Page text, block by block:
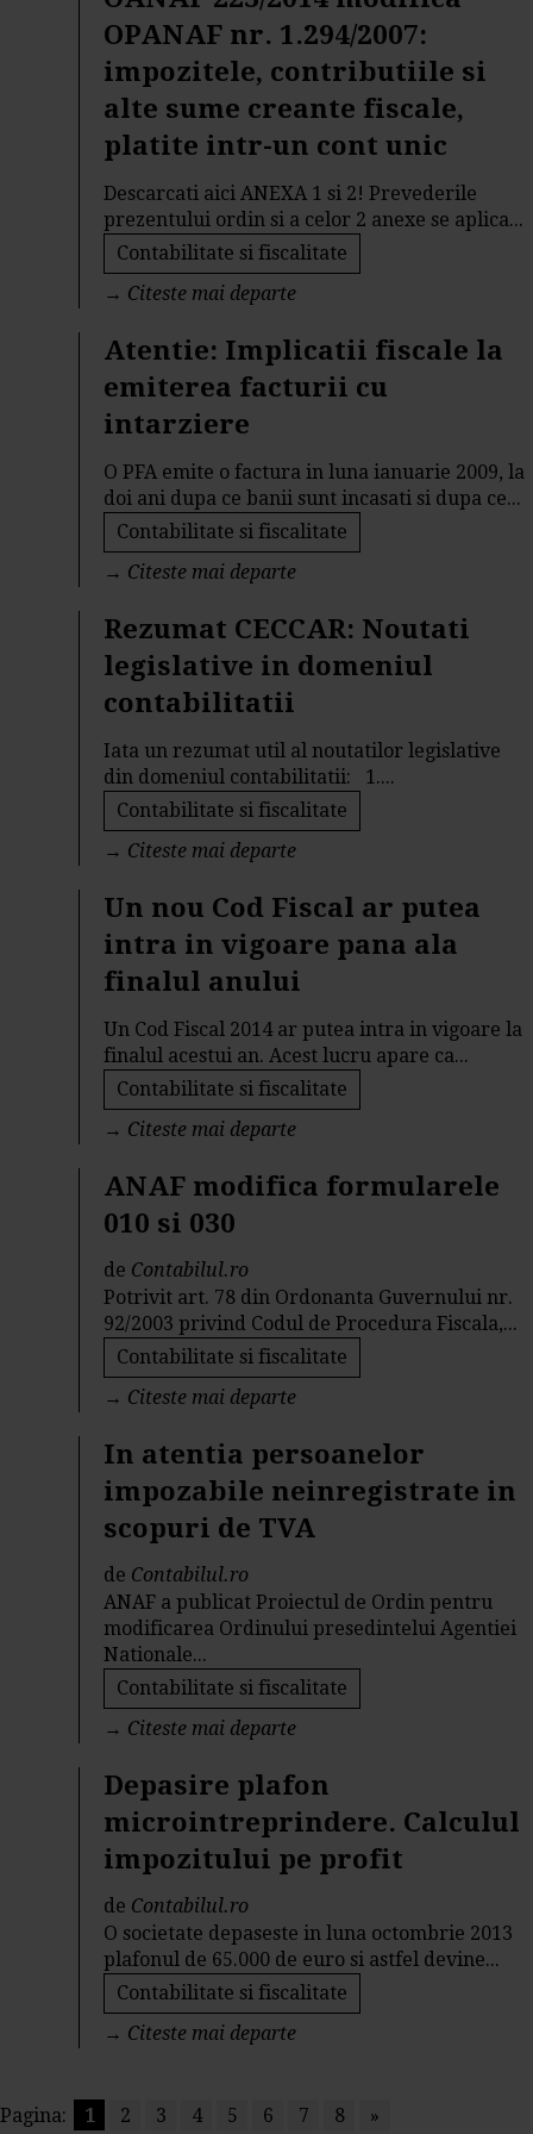
OPANAF nr. 1.294/2007:
impozitele, contributiile si
alte sume creante fiscale,
platite intr-un cont unic
Descarcati aici ANEXA 1 si 2! Prevederile
prezentului ordin si a celor 2 anexe se aplica...
Contabilitate si fiscalitate
→ Citeste mai departe
Atentie: Implicatii fiscale la
emiterea facturii cu
intarziere
O PFA emite o factura in luna ianuarie 2009, la
doi ani dupa ce banii sunt incasati si dupa ce...
Contabilitate si fiscalitate
→ Citeste mai departe
Rezumat CECCAR: Noutati
legislative in domeniul
contabilitatii
Iata un rezumat util al noutatilor legislative
din domeniul contabilitatii: 1....
Contabilitate si fiscalitate
→ Citeste mai departe
Un nou Cod Fiscal ar putea
intra in vigoare pana ala
finalul anului
Un Cod Fiscal 2014 ar putea intra in vigoare la
finalul acestui an. Acest lucru apare ca...
Contabilitate si fiscalitate
→ Citeste mai departe
ANAF modifica formularele
010 si 030
de Contabilul.ro
Potrivit art. 78 din Ordonanta Guvernului nr.
92/2003 privind Codul de Procedura Fiscala,...
Contabilitate si fiscalitate
→ Citeste mai departe
In atentia persoanelor
impozabile neinregistrate in
scopuri de TVA
de Contabilul.ro
ANAF a publicat Proiectul de Ordin pentru
modificarea Ordinului presedintelui Agentiei
Nationale...
Contabilitate si fiscalitate
→ Citeste mai departe
Depasire plafon
microintreprindere. Calculul
impozitului pe profit
de Contabilul.ro
O societate depaseste in luna octombrie 2013
plafonul de 65.000 de euro si astfel devine...
Contabilitate si fiscalitate
→ Citeste mai departe
Pagina: 1 2 3 4 5 6 7 8 »